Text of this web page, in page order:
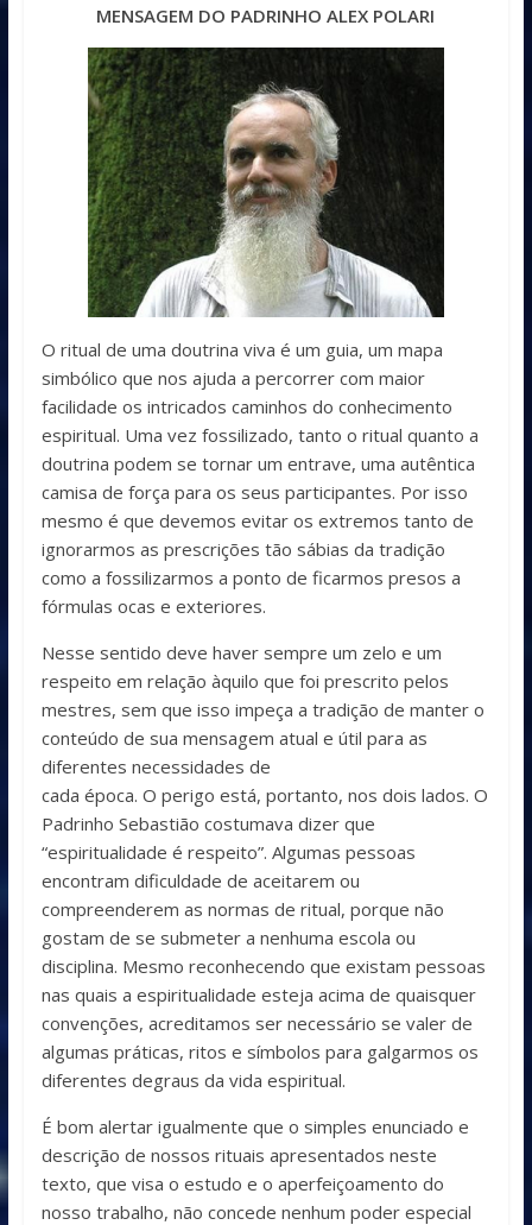
MENSAGEM DO PADRINHO ALEX POLARI
O ritual de uma doutrina viva é um guia, um mapa
simbólico que nos ajuda a percorrer com maior
facilidade os intricados caminhos do conhecimento
espiritual. Uma vez fossilizado, tanto o ritual quanto a
doutrina podem se tornar um entrave, uma autêntica
camisa de força para os seus participantes. Por isso
mesmo é que devemos evitar os extremos tanto de
ignorarmos as prescrições tão sábias da tradição
como a fossilizarmos a ponto de ficarmos presos a
fórmulas ocas e exteriores.
Nesse sentido deve haver sempre um zelo e um
respeito em relação àquilo que foi prescrito pelos
mestres, sem que isso impeça a tradição de manter o
conteúdo de sua mensagem atual e útil para as
diferentes necessidades de
cada época. O perigo está, portanto, nos dois lados. O
Padrinho Sebastião costumava dizer que
“espiritualidade é respeito”. Algumas pessoas
encontram dificuldade de aceitarem ou
compreenderem as normas de ritual, porque não
gostam de se submeter a nenhuma escola ou
disciplina. Mesmo reconhecendo que existam pessoas
nas quais a espiritualidade esteja acima de quaisquer
convenções, acreditamos ser necessário se valer de
algumas práticas, ritos e símbolos para galgarmos os
diferentes degraus da vida espiritual.
É bom alertar igualmente que o simples enunciado e
descrição de nossos rituais apresentados neste
texto, que visa o estudo e o aperfeiçoamento do
nosso trabalho, não concede nenhum poder especial